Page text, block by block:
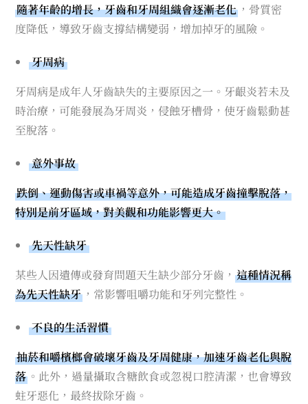
隨著年齡的增長，牙齒和牙周組織會逐漸老化 ，骨質密
度降低，導致牙齒支撐結構變弱，增加掉牙的風險。
牙周病
牙周病是成年人牙齒缺失的主要原因之一。牙齦炎若未及
時治療，可能發展為牙周炎，侵蝕牙槽骨，使牙齒鬆動甚
至脫落。
意外事故
跌倒、運動傷害或車禍等意外，可能造成牙齒撞擊脫落，
特別是前牙區域，對美觀和功能影響更大。
先天性缺牙
某些人因遺傳或發育問題天生缺少部分牙齒，這種情況稱
為先天性缺牙 ，常影響咀嚼功能和牙列完整性。
不良的生活習慣
抽菸和嚼檳榔會破壞牙齒及牙周健康，加速牙齒老化與脫
落 。此外，過量攝取含糖飲食或忽視口腔清潔，也會導致
蛀牙惡化，最終拔除牙齒。